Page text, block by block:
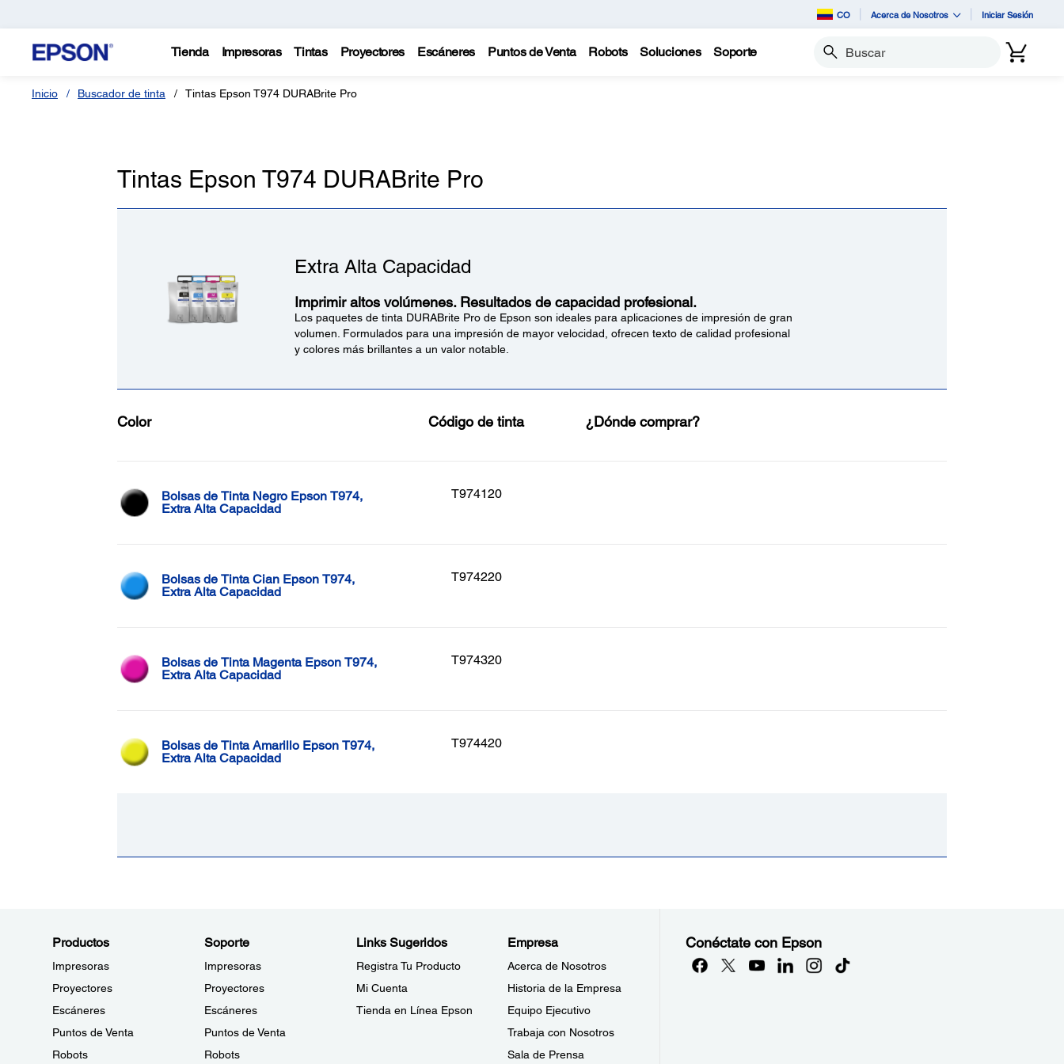
CO Acerca de Nosotros Iniciar Sesión
Tienda Impresoras Tintas Proyectores Escáneres Puntos de Venta Robots Soluciones Soporte Buscar
Inicio Buscador de tinta Tintas Epson T974 DURABrite Pro
Tintas Epson T974 DURABrite Pro
Extra Alta Capacidad
Imprimir altos volúmenes. Resultados de capacidad profesional.
Los paquetes de tinta DURABrite Pro de Epson son ideales para aplicaciones de impresión de gran
volumen. Formulados para una impresión de mayor velocidad, ofrecen texto de calidad profesional
y colores más brillantes a un valor notable.
Color Código de tinta ¿Dónde comprar?
Bolsas de Tinta Negro Epson T974,
Extra Alta Capacidad
T974120
Bolsas de Tinta Cian Epson T974,
Extra Alta Capacidad
T974220
Bolsas de Tinta Magenta Epson T974,
Extra Alta Capacidad
T974320
Bolsas de Tinta Amarillo Epson T974,
Extra Alta Capacidad
T974420
Productos
Impresoras
Proyectores
Escáneres
Puntos de Venta
Robots
Soporte
Impresoras
Proyectores
Escáneres
Puntos de Venta
Robots
Links Sugeridos
Registra Tu Producto
Mi Cuenta
Tienda en Línea Epson
Empresa
Acerca de Nosotros
Historia de la Empresa
Equipo Ejecutivo
Trabaja con Nosotros
Sala de Prensa
Conéctate con Epson